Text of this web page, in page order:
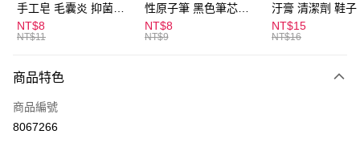
ATM付款
全家取貨付款
每筆NT$60，滿NT$599(含以上)免運費
付款後全家取貨
手工皂 毛囊炎 抑菌除
蟎 清潔護膚 去油去痘
寵物皮膚病 狗狗貓咪
NT$8
NT$11
性原子筆 黑色筆芯
S304
NT$8
NT$9
汙膏 清潔劑 鞋子
漬 白皮鞋 鞋油
NT$15
NT$16
商品特色
商品編號
8067266